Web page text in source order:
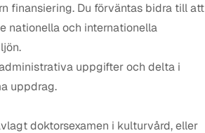
finansiering. Du förväntas bidra till att
nationella och internationella
uppgifter och delta i
uppdrag.
doktorsexamen i kulturvård, eller